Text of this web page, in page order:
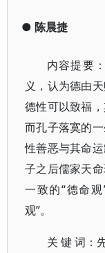
● 陈晨捷
内容提要
义，认为德由
德性可以致福
而孔子落寞的
性善恶与其命
子之后儒家天
一致的“德命
观”。
关 键 词：